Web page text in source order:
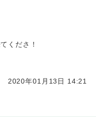
くださ！
2020年01月13日 14:21